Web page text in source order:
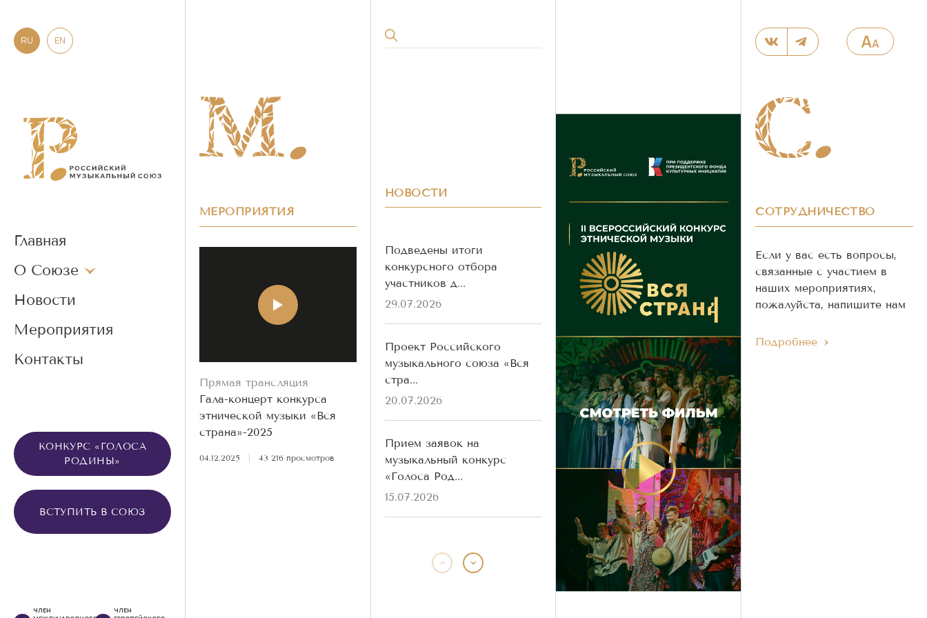
RU EN
Главная
О Союзе
Новости
Мероприятия
Контакты
КОНКУРС «ГОЛОСА
РОДИНЫ»
ВСТУПИТЬ В СОЮЗ
ЧЛЕН
ЧЛЕН
МЕРОПРИЯТИЯ
Прямая трансляция
Гала-концерт конкурса
этнической музыки «Вся
страна»-2025
04.12.2025 43 216 просмотров
НОВОСТИ
Подведены итоги
конкурсного отбора
участников д...
29.07.2026
Проект Российского
музыкального союза «Вся
стра...
20.07.2026
Прием заявок на
музыкальный конкурс
«Голоса Род...
15.07.2026
«Голоса Родины» разных
СОТРУДНИЧЕСТВО
Если у вас есть вопросы,
связанные с участием в
наших мероприятиях,
пожалуйста, напишите нам
Подробнее